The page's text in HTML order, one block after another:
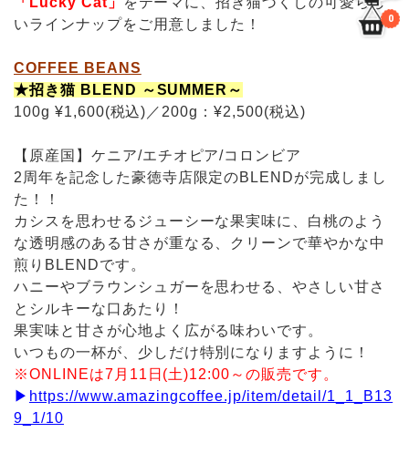
0
いラインナップをご用意しました！
COFFEE BEANS
★招き猫 BLEND ～SUMMER～
100g ¥1,600(税込)／200g：¥2,500(税込)
【原産国】ケニア/エチオピア/コロンビア
2周年を記念した豪徳寺店限定のBLENDが完成しまし
た！！
カシスを思わせるジューシーな果実味に、白桃のよう
な透明感のある甘さが重なる、クリーンで華やかな中
煎りBLENDです。
ハニーやブラウンシュガーを思わせる、やさしい甘さ
とシルキーな口あたり！
果実味と甘さが心地よく広がる味わいです。
いつもの一杯が、少しだけ特別になりますように！
※ONLINEは7月11日(土)12:00～の販売です。
▶ https://www.amazingcoffee.jp/item/detail/1_1_B13
9_1/10